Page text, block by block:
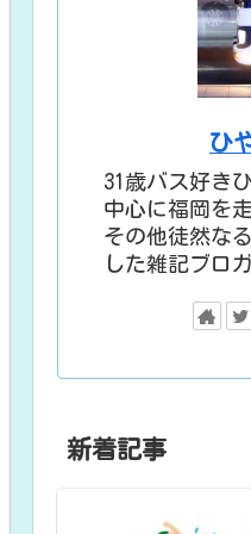
ひ
31歳バス好き
中心に福岡を
その他徒然な
した雑記ブロ
新着記事